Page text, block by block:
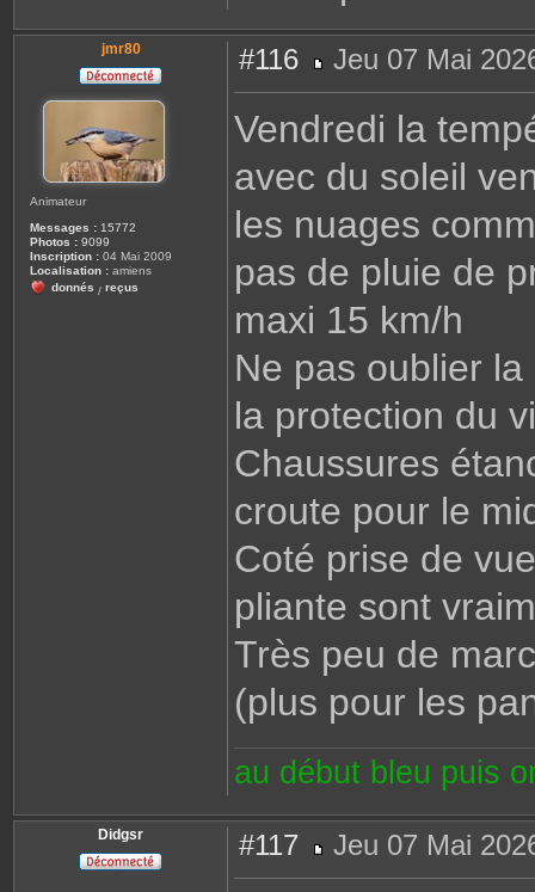
jmr80
Animateur
Messages : 15772
Photos : 9099
Inscription : 04 Mai 2009
Localisation : amiens
donnés / reçus
#116
e
a
Jeu 07 Mai
Vendredi la
avec du soleil
les nuages
pas de pluie de
maxi 15 km/h
Ne pas oublier
la protection du
Chaussures
croute pour le
Coté prise de
pliante sont
Très peu de
(plus pour les
au début bleu puis
Didgsr #117
e
Jeu 07 Mai